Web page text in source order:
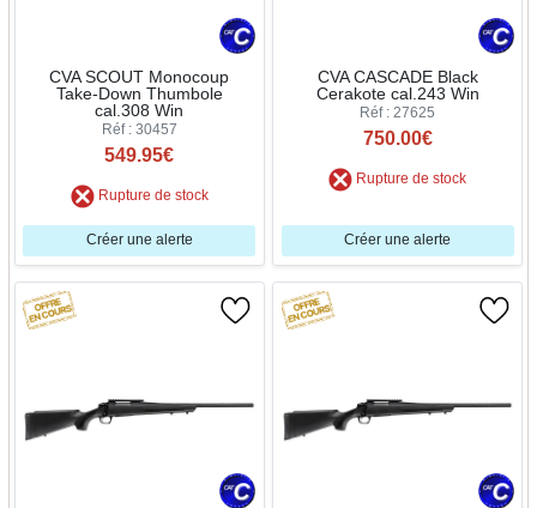
CVA SCOUT Monocoup
Take-Down Thumbole
cal.308 Win
Réf : 30457
549.95€
Rupture de stock
Créer une alerte
CVA CASCADE Black
Cerakote cal.243 Win
Réf : 27625
750.00€
Rupture de stock
Créer une alerte